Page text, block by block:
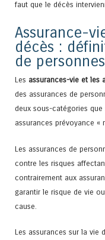
faut que le décès
Assurance-
décès :
de personnes
Les assurances-vie et les
des assurances de
deux sous-catégories
assurances prévoyance «
Les assurances de
contre les risques
contrairement aux
garantir le risque de vie
cause.
Les assurances sur la vie